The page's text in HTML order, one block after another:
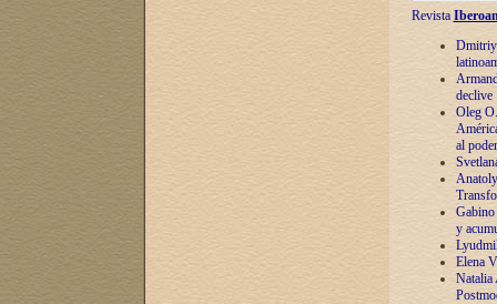
Revista
Dmitriy
declive
Oleg
al poder
y
Elena
Natalia